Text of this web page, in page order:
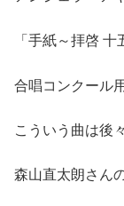
「手紙～拝啓
合唱コンクール
こういう曲は後
森山直太朗さん